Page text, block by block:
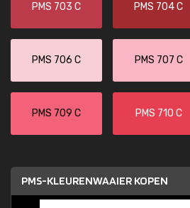
PMS 703 C PMS 704 C
PMS 706 C PMS 707 C
PMS 709 C PMS 710 C
PMS-KLEURENWAAIER KOPEN